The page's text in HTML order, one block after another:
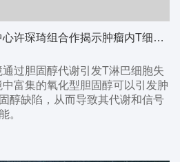
分子细胞科学卓越创新中心许琛琦组合作揭示肿瘤内T细胞胆固醇缺陷的机制和功能重要性
过胆固醇代谢引发T淋巴细胞失
富集的氧化型胆固醇可以引发肿
醇缺陷，从而导致其代谢和信号
。